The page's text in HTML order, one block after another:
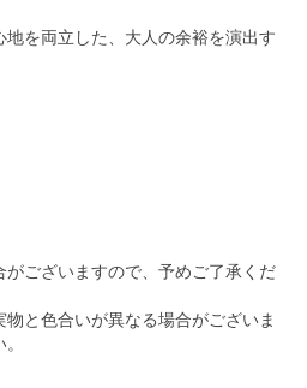
地を両立した、大人の余裕を演出す
ございますので、予めご了承くだ
と色合いが異なる場合がございま